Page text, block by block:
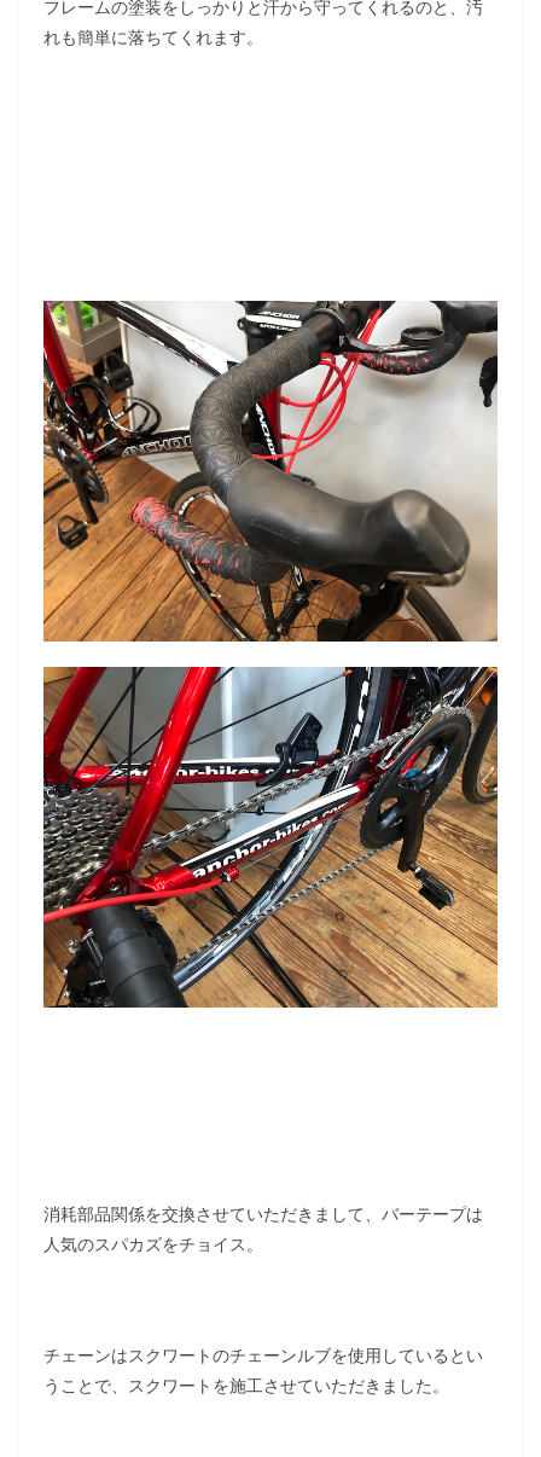
フレームの塗装をしっかりと汗から守ってくれるのと、汚
れも簡単に落ちてくれます。
消耗部品関係を交換させていただきまして、バーテープは
人気のスパカズをチョイス。
チェーンはスクワートのチェーンルブを使用しているとい
うことで、スクワートを施工させていただきました。